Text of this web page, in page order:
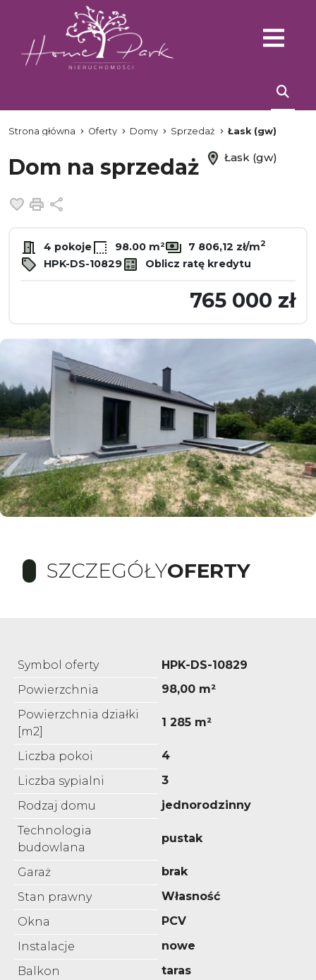
Strona główna Oferty Domy Sprzedaż Łask (gw)
Dom na sprzedaż Łask (gw)
Dodaj do ulubionych
Drukuj
4 pokoje 98.00 m² 7 806,12 zł/m2
HPK-DS-10829 Oblicz ratę kredytu
765 000 zł
SZCZEGÓŁYOFERTY
Symbol oferty
HPK-DS-10829
Powierzchnia
98,00 m²
Powierzchnia działki
[m2]
1 285 m²
Liczba pokoi
4
Liczba sypialni
3
Rodzaj domu
jednorodzinny
Technologia
budowlana
pustak
Garaż
brak
Stan prawny
Własność
Okna
PCV
Instalacje
nowe
Balkon
taras